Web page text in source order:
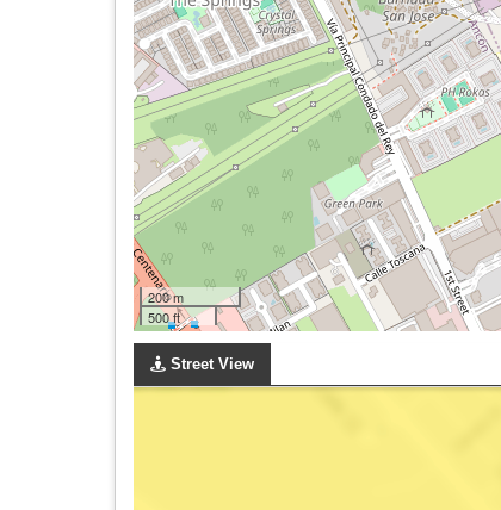
200 m
500 ft
Street View